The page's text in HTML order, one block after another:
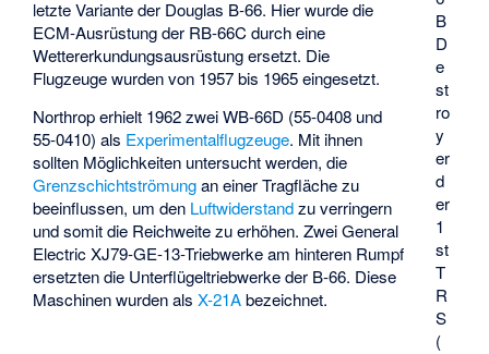
B
D
e
st
ro
y
er
d
er
1
st
T
R
S
(
letzte Variante der Douglas B-66. Hier wurde die
ECM-Ausrüstung der RB-66C durch eine
Wettererkundungsausrüstung ersetzt. Die
Flugzeuge wurden von 1957 bis 1965 eingesetzt.
Northrop erhielt 1962 zwei WB-66D (55-0408 und
55-0410) als Experimentalflugzeuge. Mit ihnen
sollten Möglichkeiten untersucht werden, die
Grenzschichtströmungan einer Tragfläche zu
beeinflussen, um den Luftwiderstandzu verringern
und somit die Reichweite zu erhöhen. Zwei General
Electric XJ79-GE-13-Triebwerke am hinteren Rumpf
ersetzten die Unterflügeltriebwerke der B-66. Diese
Maschinen wurden alsX-21Abezeichnet.